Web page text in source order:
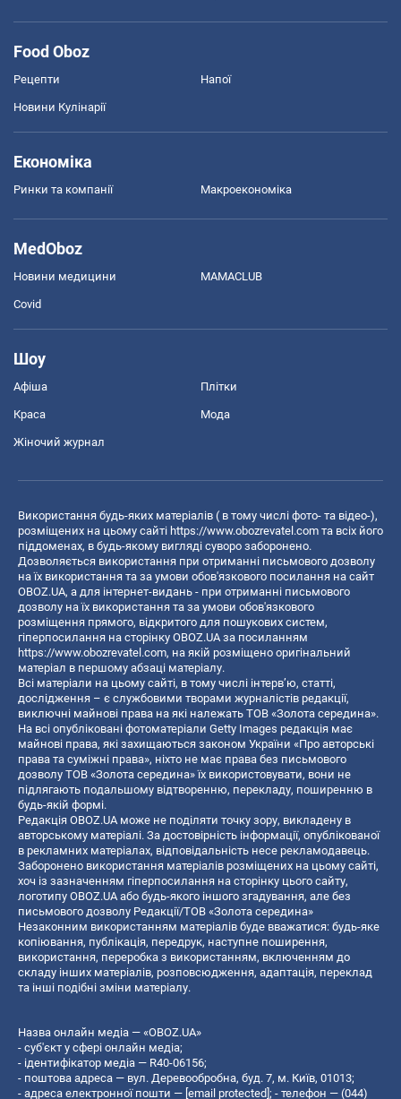
Food Oboz
Рецепти Напої
Новини Кулінарії
Економіка
Ринки та компанії Макроекономіка
MedOboz
Новини медицини MAMACLUB
Covid
Шоу
Афіша Плітки
Краса Мода
Жіночий журнал
Використання будь-яких матеріалів ( в тому числі фото- та відео-),
розміщених на цьому сайті https://www.obozrevatel.com та всіх його
піддоменах, в будь-якому вигляді суворо заборонено.
Дозволяється використання при отриманні письмового дозволу
на їх використання та за умови обов'язкового посилання на сайт
OBOZ.UA, а для інтернет-видань - при отриманні письмового
дозволу на їх використання та за умови обов'язкового
розміщення прямого, відкритого для пошукових систем,
гіперпосилання на сторінку OBOZ.UA за посиланням
https://www.obozrevatel.com, на якій розміщено оригінальний
матеріал в першому абзаці матеріалу.
Всі матеріали на цьому сайті, в тому числі інтерв’ю, статті,
дослідження – є службовими творами журналістів редакції,
виключні майнові права на які належать ТОВ «Золота середина».
На всі опубліковані фотоматеріали Getty Images редакція має
майнові права, які захищаються законом України «Про авторські
права та суміжні права», ніхто не має права без письмового
дозволу ТОВ «Золота середина» їх використовувати, вони не
підлягають подальшому відтворенню, перекладу, поширенню в
будь-якій формі.
Редакція OBOZ.UA може не поділяти точку зору, викладену в
авторському матеріалі. За достовірність інформації, опублікованої
в рекламних матеріалах, відповідальність несе рекламодавець.
Заборонено використання матеріалів розміщених на цьому сайті,
хоч із зазначенням гіперпосилання на сторінку цього сайту,
логотипу OBOZ.UA або будь-якого іншого згадування, але без
письмового дозволу Редакції/ТОВ «Золота середина»
Незаконним використанням матеріалів буде вважатися: будь-яке
копiювання, публiкацiя, передрук, наступне поширення,
використання, переробка з використанням, включенням до
складу інших матеріалів, розповсюдження, адаптація, переклад
та інші подібні зміни матеріалу.
Назва онлайн медіа — «OBOZ.UA»
- суб'єкт у сфері онлайн медіа;
- ідентифікатор медіа — R40-06156;
- поштова адреса — вул. Деревообробна, буд. 7, м. Київ, 01013;
- адреса електронної пошти — [email protected]; - телефон — (044)